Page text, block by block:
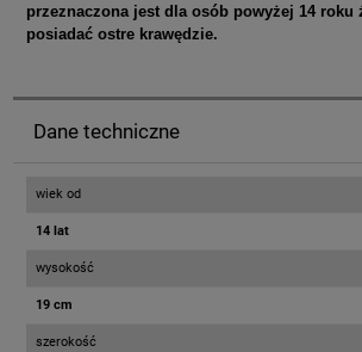
przeznaczona jest dla osób powyżej 14 roku
posiadać ostre krawędzie.
Dane techniczne
wiek od
14 lat
wysokość
19 cm
szerokość